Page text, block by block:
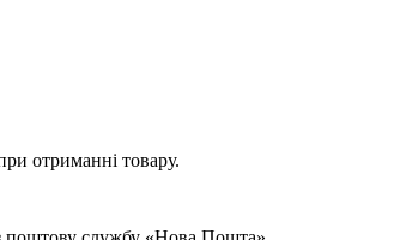
отриманні товару.